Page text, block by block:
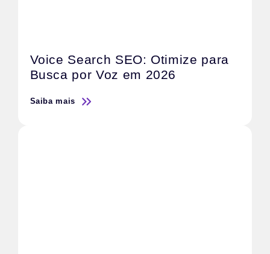
Voice Search SEO: Otimize para
Busca por Voz em 2026
Saiba mais